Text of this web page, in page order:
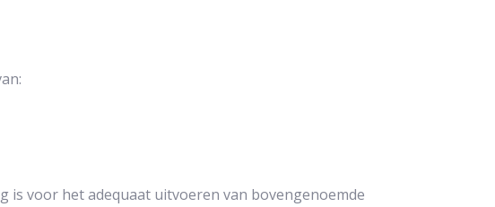
is voor het adequaat uitvoeren van bovengenoemde